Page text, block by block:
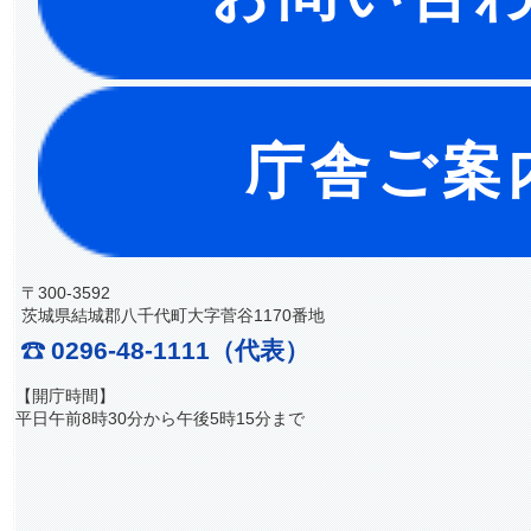
庁舎ご案
〒300-3592
茨城県結城郡八千代町大字菅谷1170番地
0296-48-1111（代表）
【開庁時間】
平日午前8時30分から午後5時15分まで